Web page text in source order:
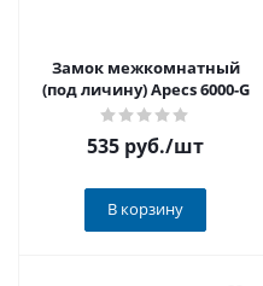
Замок межкомнатный
(под личину) Apecs 6000-G
535 руб./шт
В корзину